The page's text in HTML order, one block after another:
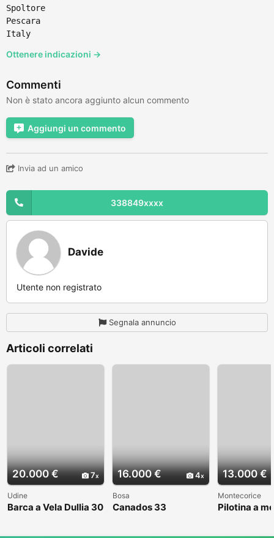
Spoltore
Pescara
Italy
Ottenere indicazioni →
Commenti
Non è stato ancora aggiunto alcun commento
Aggiungi un commento
Invia ad un amico
338849xxxx
Davide
Utente non registrato
Segnala annuncio
Articoli correlati
20.000 € 7
Udine
Barca a Vela Dullia 30
16.000 € 4
Bosa
Canados 33
13.000 €
Montecorice
Pilotina a